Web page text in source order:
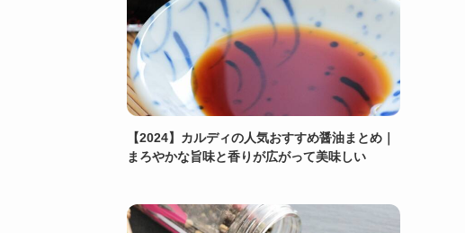
【2024】カルディの人気おすすめ醤油まとめ｜
まろやかな旨味と香りが広がって美味しい